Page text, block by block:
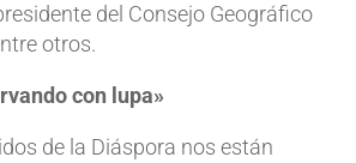
del Consejo Geográfico
otros.
con lupa»
de la Diáspora nos están